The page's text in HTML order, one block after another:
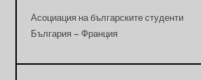
Асоциация на българските студенти
България – Франция